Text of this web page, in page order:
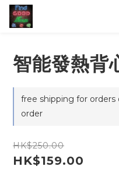
智能發熱背
free shipping for
order
HK$250.00
HK$159.00